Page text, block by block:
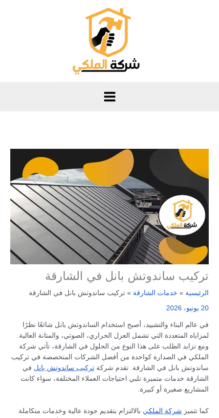
تركيب ساندوتش بانل في الشارقة
الرئيسية خدمات الشارقة تركيب ساندوتش بانل في الشارقة
20 يونيو، 2026
في عالم البناء والتشييد، أصبح استخدام الساندوتش بانل شائعًا نظرًا
لمزاياه المتعددة التي تشمل العزل الحراري، الصوتي، والمتانة العالية.
ومع تزايد الطلب على هذا النوع من الحلول في الشارقة، تأتي شركة
الملكي في الصدارة كواحدة من أفضل الشركات المتخصصة في تركيب
ساندوتش بانل في الشارقة. تقدم شركةتركيب ساندوتش بانل في
الشارقة خدمات متميزة تلبي احتياجات العملاء المختلفة، سواء كانت
المشاريع صغيرة أو كبيرة.
كما تتميز شركة الملكي بالالتزام بتقديم جودة عالية وخدمات متكاملة